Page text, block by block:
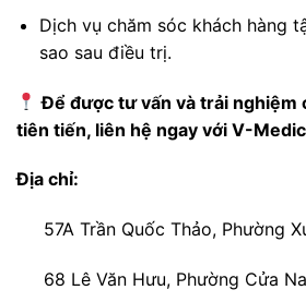
Dịch vụ chăm sóc khách hàng
sao sau điều trị.
Để được tư vấn và trải nghiệm
tiên tiến, liên hệ ngay với V-
Địa chỉ:
57A Trần Quốc Thảo, Phường
68 Lê Văn Hưu, Phường Cửa